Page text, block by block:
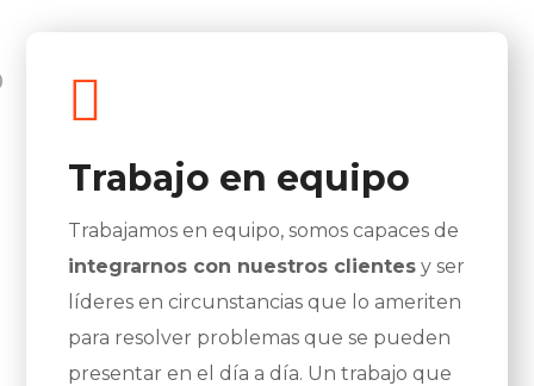
Trabajo en equipo
Trabajamos en equipo, somos capaces de
integrarnos con nuestros clientes y ser
líderes en circunstancias que lo ameriten
para resolver problemas que se pueden
presentar en el día a día. Un trabajo que